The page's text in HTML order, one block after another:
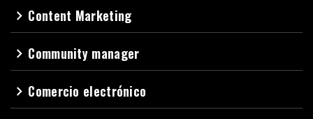
navigate_next Content Marketing
navigate_next Community manager
navigate_next Comercio electrónico